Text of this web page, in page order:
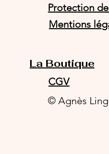
Protection
Mentions
CGV
© Agnès
La Boutique